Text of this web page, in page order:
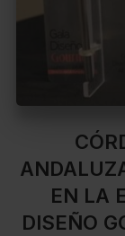
EN LA
DISEÑO